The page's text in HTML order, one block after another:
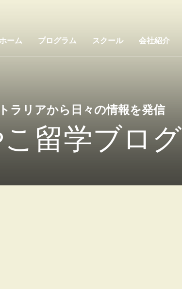
ホーム プログラム スクール 会社紹介
ラリアから日々の情報を発信
留学ブログ